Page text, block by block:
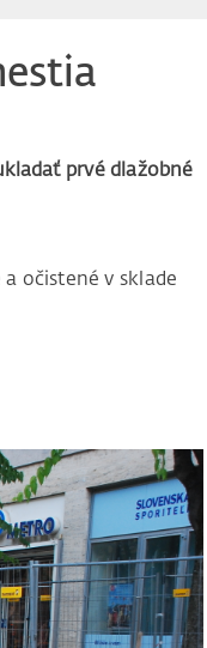
prvé dlažobné
očistené v sklade